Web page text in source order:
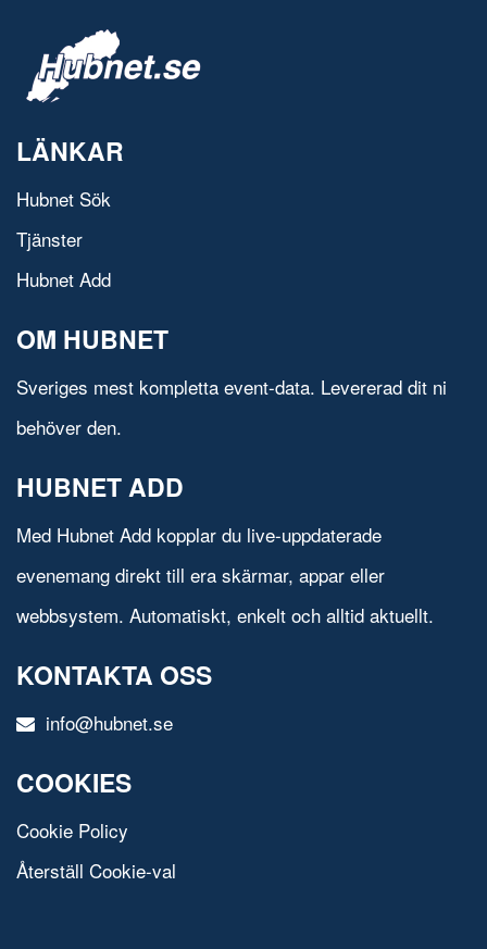
LÄNKAR
Hubnet Sök
Tjänster
Hubnet Add
OM HUBNET
Sveriges mest kompletta event-data. Levererad dit ni
behöver den.
HUBNET ADD
Med Hubnet Add kopplar du live-uppdaterade
evenemang direkt till era skärmar, appar eller
webbsystem. Automatiskt, enkelt och alltid aktuellt.
KONTAKTA OSS
info@hubnet.se
COOKIES
Cookie Policy
Återställ Cookie-val